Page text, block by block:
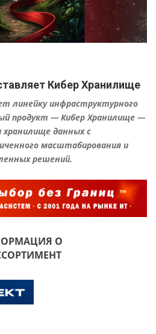
Кибер Хранилище
линейку инфраструктурного
продукт — Кибер Хранилище —
хранилище данных c
масштабирования и
решений.
О